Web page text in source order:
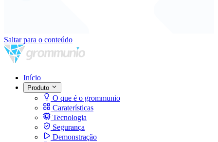
Saltar para o conteúdo
Início
Produto
O que é o grommunio
Caraterísticas
Tecnologia
Segurança
Demonstração